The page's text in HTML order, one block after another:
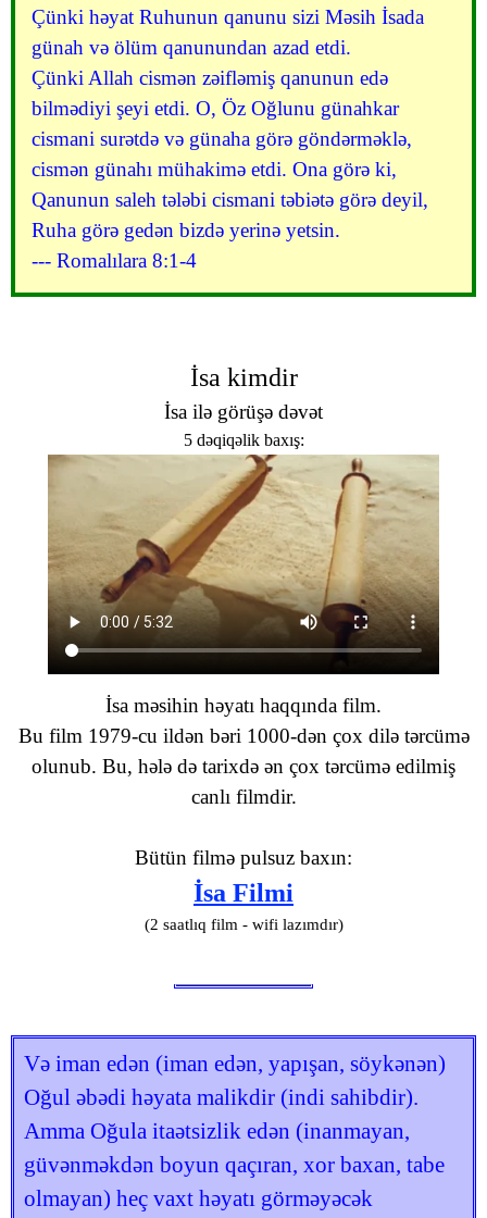
Çünki həyat Ruhunun qanunu sizi Məsih İsada
günah və ölüm qanunundan azad etdi.
Çünki Allah cismən zəifləmiş qanunun edə
bilmədiyi şeyi etdi. O, Öz Oğlunu günahkar
cismani surətdə və günaha görə göndərməklə,
cismən günahı mühakimə etdi. Ona görə ki,
Qanunun saleh tələbi cismani təbiətə görə deyil,
Ruha görə gedən bizdə yerinə yetsin.
--- Romalılara 8:1-4
İsa kimdir
İsa ilə görüşə dəvət
5 dəqiqəlik baxış:
İsa məsihin həyatı haqqında film.
Bu film 1979-cu ildən bəri 1000-dən çox dilə tərcümə
olunub. Bu, hələ də tarixdə ən çox tərcümə edilmiş
canlı filmdir.
Bütün filmə pulsuz baxın:
İsa Filmi
(2 saatlıq film - wifi lazımdır)
Və iman edən (iman edən, yapışan, söykənən)
Oğul əbədi həyata malikdir (indi sahibdir).
Amma Oğula itaətsizlik edən (inanmayan,
güvənməkdən boyun qaçıran, xor baxan, tabe
olmayan) heç vaxt həyatı görməyəcək